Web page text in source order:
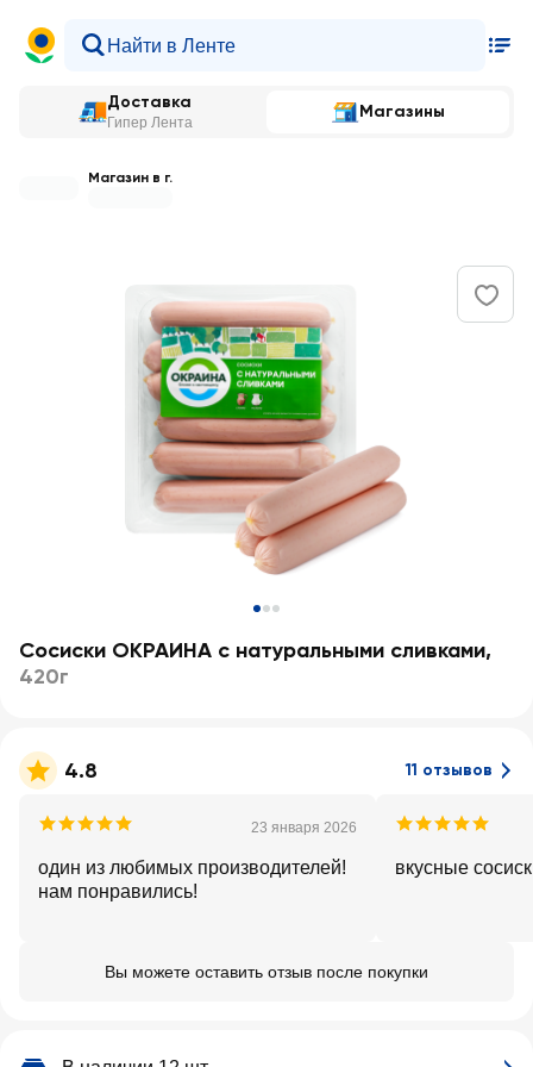
Доставка
Гипер Лента
Магазины
Магазин в г.
Сосиски ОКРАИНА с натуральными сливками,
420г
4.8 11 отзывов
23 января 2026
один из любимых производителей!
нам понравились!
вкусные
Вы можете оставить отзыв после покупки